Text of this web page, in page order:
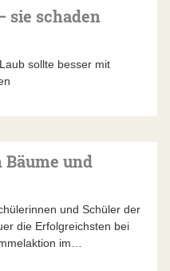
sie schaden
sollte besser mit
und
und Schüler der
die Erfolgreichsten bei
im…